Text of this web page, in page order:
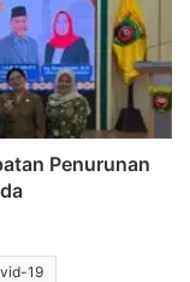
Penurunan
19